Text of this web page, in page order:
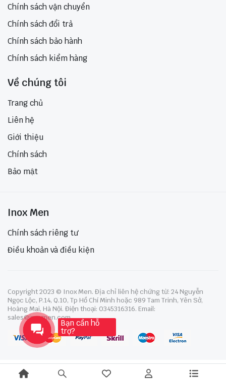
Chính sách vận chuyển
Chính sách đổi trả
Chính sách bảo hành
Chính sách kiểm hàng
Về chúng tôi
Trang chủ
Liên hệ
Giới thiệu
Chính sách
Bảo mật
Inox Men
Chính sách riêng tư
Điều khoản và điều kiện
Copyright 2023 © Inox Men. Địa chỉ liên hệ chứng từ: 24 Nguyễn
Ngọc Lộc, P.14, Q.10, Tp Hồ Chí Minh hoặc 989 Tam Trinh, Yên Sở,
Hoàng Mai, Hà Nội. Điện thoại: 0345316316. Email:
sales@inoxmen.com
Bạn cần hỗ
trợ?